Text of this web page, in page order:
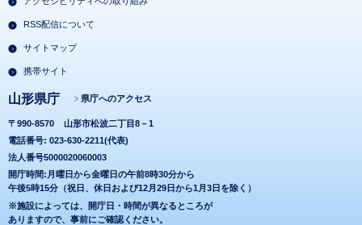
RSS配信について
サイトマップ
携帯サイト
山形県庁 県庁へのアクセス
〒990-8570
山形市松波二丁目8－1
電話番号: 023-630-2211(代表)
法人番号5000020060003
開庁時間:月曜日から金曜日の午前8時30分から
午後5時15分（祝日、休日および12月29日から1月3日を除く）
※施設によっては、開庁日・時間が異なるところが
ありますので、事前にご確認ください。